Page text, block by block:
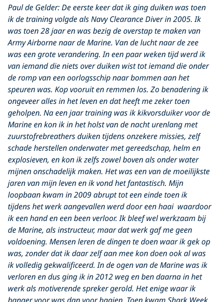
Paul de Gelder: De eerste keer dat ik ging duiken was toen
ik de training volgde als Navy Clearance Diver in 2005. Ik
was toen 28 jaar en was bezig de overstap te maken van
Army Airborne naar de Marine. Van de lucht naar de zee
was een grote verandering. In een paar weken tijd werd ik
van iemand die niets over duiken wist tot iemand die onder
de romp van een oorlogsschip naar bommen aan het
speuren was. Kop vooruit en remmen los. Zo benadering ik
ongeveer alles in het leven en dat heeft me zeker toen
geholpen. Na een jaar training was ik kikvorsduiker voor de
Marine en kon ik in het holst van de nacht urenlang met
zuurstofrebreathers duiken tijdens onzekere missies, zelf
schade herstellen onderwater met gereedschap, helm en
explosieven, en kon ik zelfs zowel boven als onder water
mijnen onschadelijk maken. Het was een van de moeilijkste
jaren van mijn leven en ik vond het fantastisch. Mijn
loopbaan kwam in 2009 abrupt tot een einde toen ik
tijdens het werk aangevallen werd door een haai waardoor
ik een hand en een been verloor. Ik bleef wel werkzaam bij
de Marine, als instructeur, maar dat werk gaf me geen
voldoening. Mensen leren de dingen te doen waar ik gek op
was, zonder dat ik daar zelf aan mee kon doen ook al was
ik volledig gekwalificeerd. In de ogen van de Marine was ik
verloren en dus ging ik in 2012 weg en ben daarna in het
werk als motiverende spreker gerold. Het enige waar ik